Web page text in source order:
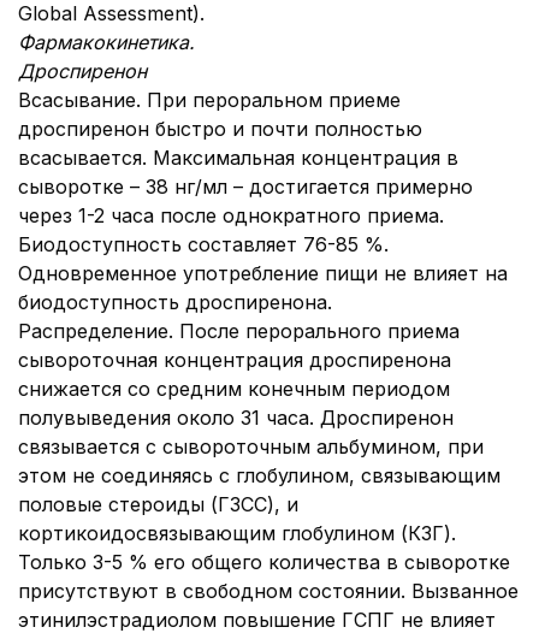
Global Assessment).
Фармакокинетика.
Дроспиренон
Всасывание. При пероральном приеме
дроспиренон быстро и почти полностью
всасывается. Максимальная концентрация в
сыворотке – 38 нг/мл – достигается примерно
через 1-2 часа после однократного приема.
Биодоступность составляет 76-85 %.
Одновременное употребление пищи не влияет на
биодоступность дроспиренона.
Распределение. После перорального приема
сывороточная концентрация дроспиренона
снижается со средним конечным периодом
полувыведения около 31 часа. Дроспиренон
связывается с сывороточным альбумином, при
этом не соединяясь с глобулином, связывающим
половые стероиды (ГЗСС), и
кортикоидосвязывающим глобулином (КЗГ).
Только 3-5 % его общего количества в сыворотке
присутствуют в свободном состоянии. Вызванное
этинилэстрадиолом повышение ГСПГ не влияет